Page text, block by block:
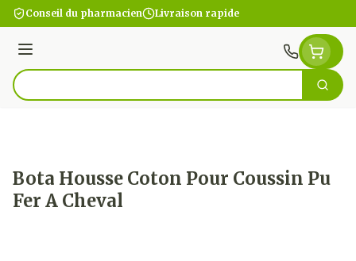
Aller au contenu
Conseil du pharmacien Livraison rapide
Menu
Rechercher
Bota Housse Coton Pour Coussin Pu
Fer A Cheval